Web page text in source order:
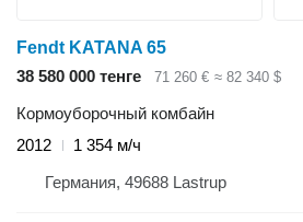
Fendt KATANA 65
38 580 000 тенге
71 260 € ≈ 82 340 $
Кормоуборочный комбайн
2012
1 354 м/ч
Германия, 49688 Lastrup